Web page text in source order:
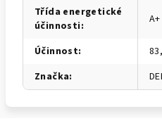
Třída energetické
účinnosti: A+
Účinnost:
Značka: